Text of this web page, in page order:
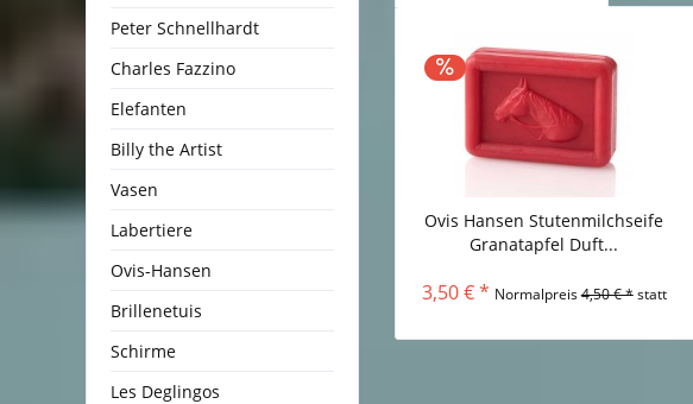
Peter Schnellhardt
Charles Fazzino
Elefanten
Billy the Artist
Vasen
Labertiere
Ovis-Hansen
Brillenetuis
Schirme
Les Deglingos
Ovis Hansen Stutenmilchseife
Granatapfel Duft...
3,50 € * Normalpreis4,50 € *statt